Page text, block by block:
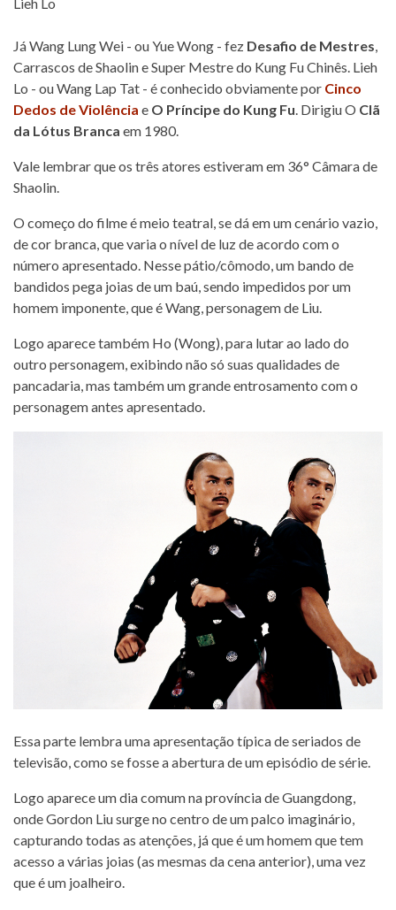
Já Wang Lung Wei - ou Yue Wong - fez Desafio de Mestres,
Carrascos de Shaolin e Super Mestre do Kung Fu Chinês. Lieh
Lo - ou Wang Lap Tat - é conhecido obviamente por Cinco
Dedos de Violência e O Príncipe do Kung Fu. Dirigiu O Clã
da Lótus Branca em 1980.
Vale lembrar que os três atores estiveram em 36° Câmara de
Shaolin.
O começo do filme é meio teatral, se dá em um cenário vazio,
de cor branca, que varia o nível de luz de acordo com o
número apresentado. Nesse pátio/cômodo, um bando de
bandidos pega joias de um baú, sendo impedidos por um
homem imponente, que é Wang, personagem de Liu.
Logo aparece também Ho (Wong), para lutar ao lado do
outro personagem, exibindo não só suas qualidades de
pancadaria, mas também um grande entrosamento com o
personagem antes apresentado.
Essa parte lembra uma apresentação típica de seriados de
televisão, como se fosse a abertura de um episódio de série.
Logo aparece um dia comum na província de Guangdong,
onde Gordon Liu surge no centro de um palco imaginário,
capturando todas as atenções, já que é um homem que tem
acesso a várias joias (as mesmas da cena anterior), uma vez
que é um joalheiro.